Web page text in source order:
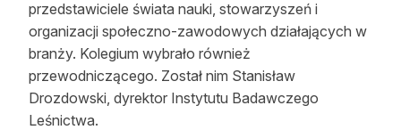
przedstawiciele świata nauki, stowarzyszeń i
organizacji społeczno-zawodowych działających w
branży. Kolegium wybrało również
przewodniczącego. Został nim Stanisław
Drozdowski, dyrektor Instytutu Badawczego
Leśnictwa.